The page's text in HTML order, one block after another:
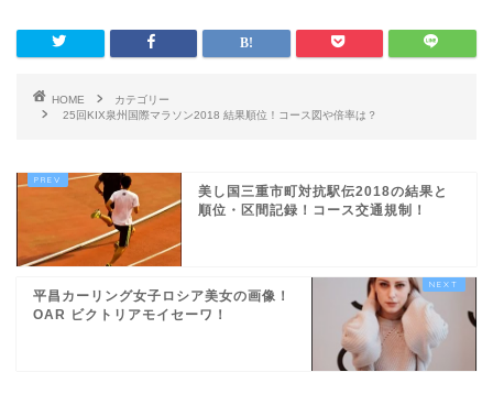
HOME
カテゴリー
25回KIX泉州国際マラソン2018 結果順位！コース図や倍率は？
美し国三重市町対抗駅伝2018の結果と
順位・区間記録！コース交通規制！
平昌カーリング女子ロシア美女の画像！
OAR ビクトリアモイセーワ！